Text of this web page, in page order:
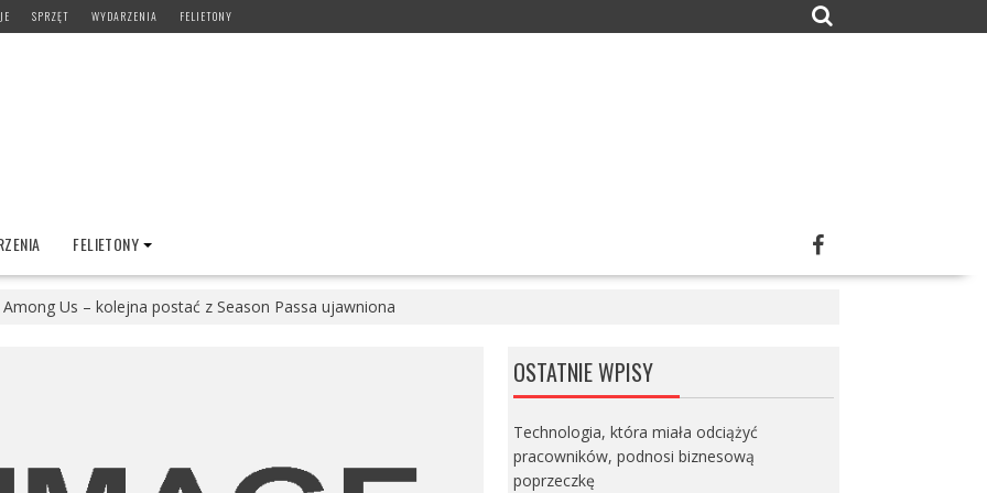
SPRZĘT WYDARZENIA FELIETONY
FELIETONY
Us – kolejna postać z Season Passa ujawniona
OSTATNIE WPISY
Technologia, która miała odciążyć
pracowników, podnosi biznesową
poprzeczkę